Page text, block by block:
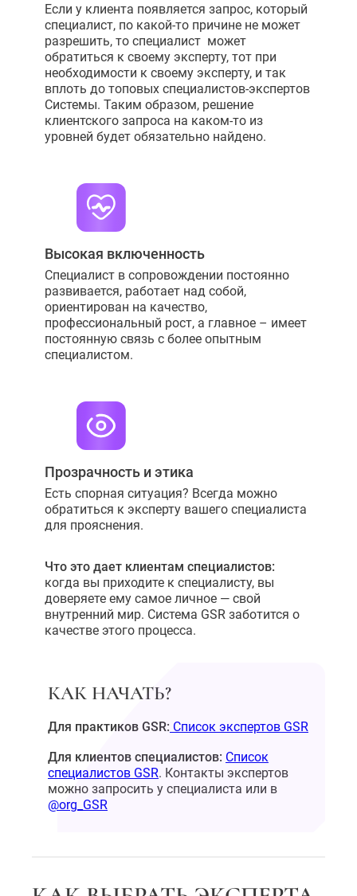
Если у клиента появляется запрос, который
специалист, по какой-то причине не может
разрешить, то специалист может
обратиться к своему эксперту, тот при
необходимости к своему эксперту, и так
вплоть до топовых специалистов-экспертов
Системы. Таким образом, решение
клиентского запроса на каком-то из
уровней будет обязательно найдено.
Высокая включенность
Специалист в сопровождении постоянно
развивается, работает над собой,
ориентирован на качество,
профессиональный рост, а главное – имеет
постоянную связь с более опытным
специалистом.
Прозрачность и этика
Есть спорная ситуация? Всегда можно
обратиться к эксперту вашего специалиста
для прояснения.
Что это дает клиентам специалистов:
когда вы приходите к специалисту, вы
доверяете ему самое личное — свой
внутренний мир. Система GSR заботится о
качестве этого процесса.
КАК НАЧАТЬ?
Для практиков GSR: Список экспертов GSR
Для клиентов специалистов: Список
специалистов GSR. Контакты экспертов
можно запросить у специалиста или в
@org_GSR